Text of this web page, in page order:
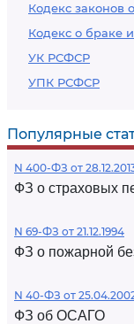
Кодекс законов
Кодекс о браке
УК РСФСР
УПК РСФСР
Популярные
N 400-ФЗ от
ФЗ о страховых
N 69-ФЗ от 21.12.1994
ФЗ о пожарной
N 40-ФЗ от
ФЗ об ОСАГО